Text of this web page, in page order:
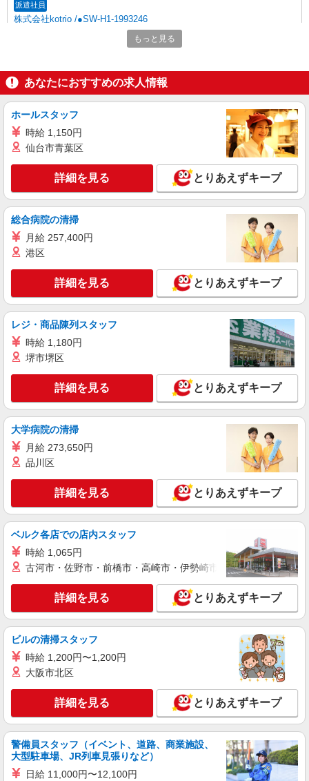
派遣社員
株式会社kotrio /●SW-H1-1993246
大泉学園駅｜はじめてでも安心♪教育体制◎就
労支援STAFF
支給(ガソリン代含む)＞
練馬区東大泉 ほか区内多数
キープ 詳細を見る
株式会社kotrio /●SW-H1-1855693
平和台駅＊高時給で稼ぐなら、やっぱり派遣！
就労支援スタッフ
時給1500円〜 ＜日払い有/週払い有/交通費全
キープ 詳細を見る
株式会社kotrio /●SW-S-2007430
上石神井｜サポート役が好きな方へ！就労支援
時給1500円〜 ※給与は資格・経験を考慮
◆交通費orガソリン代全額支給
練馬区内 最寄：上石神井
キープ 詳細を見る
派遣社員
介護付有料老人ホーム/介護職員
時給：1,650円〜1,700円 フルシフト可能な介
護福祉士：1,700円 □月収例 時給1,700円、日勤帯
週5日勤務、介護福祉士の場合 時給1,700円×168時
合 ※初任者研修（旧ヘルパー2級）や実務者も歓
迎！ ※資格、経験年数、派遣先によって金額変動
あり
練馬区 都立家政駅
キープ 詳細を見る
株式会社kotrio /●SW-S-2007517
高時給！大泉学園駅の就労支援施設＊未経験で
時給1500円スタート！
時給1500円〜 ※給与は資格・経験を考慮
練馬区大泉町｜最寄り：大泉学園駅
キープ 詳細を見る
職業紹介
株式会社kotrio /●SW-S-2077581
もっと見る
あなたにおすすめの求人情報
ホールスタッフ
時給 1,150円
仙台市青葉区
詳細を見る とりあえずキープ
総合病院の清掃
月給 257,400円
港区
詳細を見る とりあえずキープ
レジ・商品陳列スタッフ
時給 1,180円
堺市堺区
詳細を見る とりあえずキープ
大学病院の清掃
月給 273,650円
品川区
詳細を見る とりあえずキープ
ベルク各店での店内スタッフ
時給 1,065円
古河市・佐野市・前橋市・高崎市・伊勢崎市・太田市・館林市
詳細を見る とりあえずキープ
ビルの清掃スタッフ
時給 1,200円〜1,200円
大阪市北区
詳細を見る とりあえずキープ
警備員スタッフ（イベント、道路、商業施設、
大型駐車場、JR列車見張りなど）
日給 11,000円〜12,100円